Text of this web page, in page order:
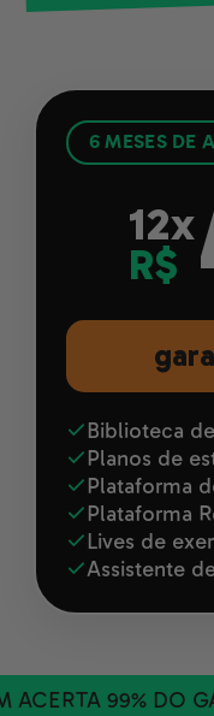
6 MESES DE
12x
R$
Biblioteca
Planos de
Plataforma
Plataforma
Lives de
Assistente
99% DO